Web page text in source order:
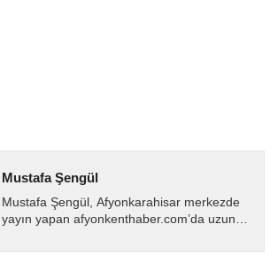
Mustafa Şengül
Mustafa Şengül, Afyonkarahisar merkezde
yayın yapan afyonkenthaber.com’da uzun
almakta, haber akışı...